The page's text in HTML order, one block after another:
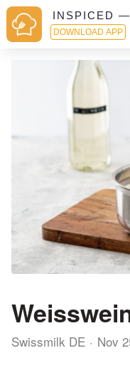
INSPICED
DOWNLOAD APP
Swissmilk DE Nov